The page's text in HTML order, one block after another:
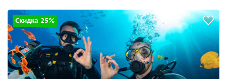
Скидка 25%